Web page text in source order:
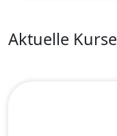
Aktuelle Kurse